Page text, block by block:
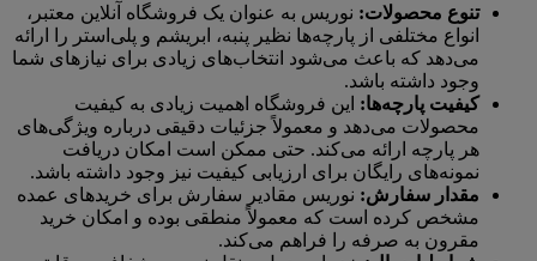
تنوع محصولات: نوریس به عنوان یک فروشگاه آنلاین معتبر،
انواع مختلفی از پارچه‌ها نظیر پنبه، ابریشم و پلی‌استر را ارائه
می‌دهد که باعث می‌شود انتخاب‌های زیادی برای نیازهای شما
وجود داشته باشد.
کیفیت پارچه‌ها: این فروشگاه اهمیت زیادی به کیفیت
محصولات می‌دهد و معمولاً جزئیات دقیقی درباره ویژگی‌های
هر پارچه ارائه می‌کند. حتی ممکن است امکان دریافت
نمونه‌‌های رایگان برای ارزیابی کیفیت نیز وجود داشته باشد.
مقدار سفارش: نوریس مقادیر سفارش برای خریدهای عمده
مشخص کرده است که معمولاً منطقی بوده و امکان خرید
مقرون به صرفه را فراهم می‌کند.